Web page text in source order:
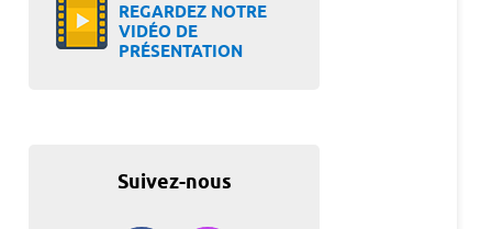
REGARDEZ NOTRE
VIDÉO DE
PRÉSENTATION
Suivez-nous